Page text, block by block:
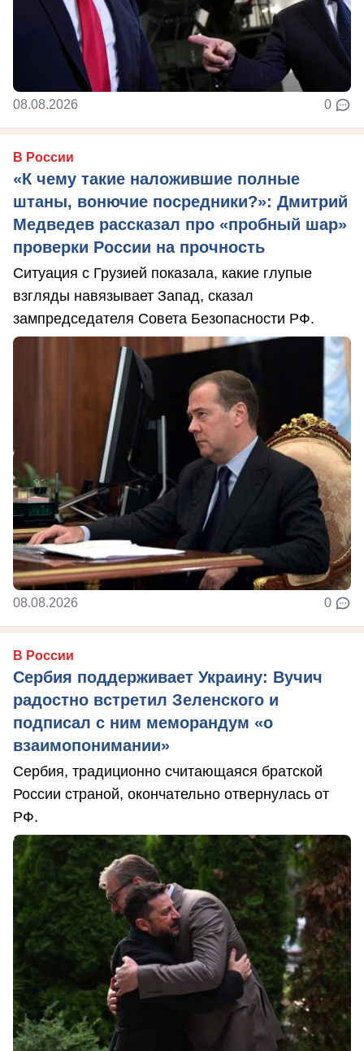
08.08.2026 0
В России
«К чему такие наложившие полные
штаны, вонючие посредники?»: Дмитрий
Медведев рассказал про «пробный шар»
проверки России на прочность
Ситуация с Грузией показала, какие глупые
взгляды навязывает Запад, сказал
зампредседателя Совета Безопасности РФ.
08.08.2026 0
В России
Сербия поддерживает Украину: Вучич
радостно встретил Зеленского и
подписал с ним меморандум «о
взаимопонимании»
Сербия, традиционно считающаяся братской
России страной, окончательно отвернулась от
РФ.